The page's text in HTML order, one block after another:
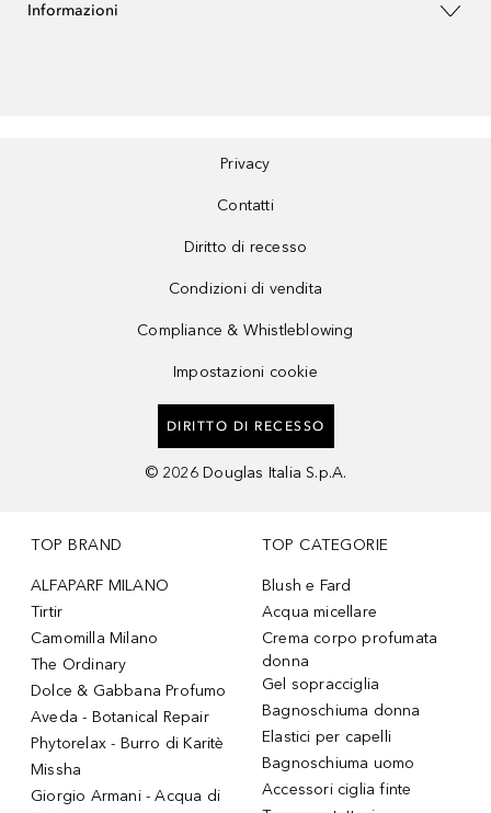
Informazioni
Privacy
Contatti
Diritto di recesso
Condizioni di vendita
Compliance & Whistleblowing
Impostazioni cookie
DIRITTO DI RECESSO
© 2026 Douglas Italia S.p.A.
TOP BRAND
ALFAPARF MILANO
Tirtir
Camomilla Milano
The Ordinary
Dolce & Gabbana Profumo
Aveda - Botanical Repair
Phytorelax - Burro di Karitè
Missha
Giorgio Armani - Acqua di
TOP CATEGORIE
Blush e Fard
Acqua micellare
Crema corpo profumata
donna
Gel sopracciglia
Bagnoschiuma donna
Elastici per capelli
Bagnoschiuma uomo
Accessori ciglia finte